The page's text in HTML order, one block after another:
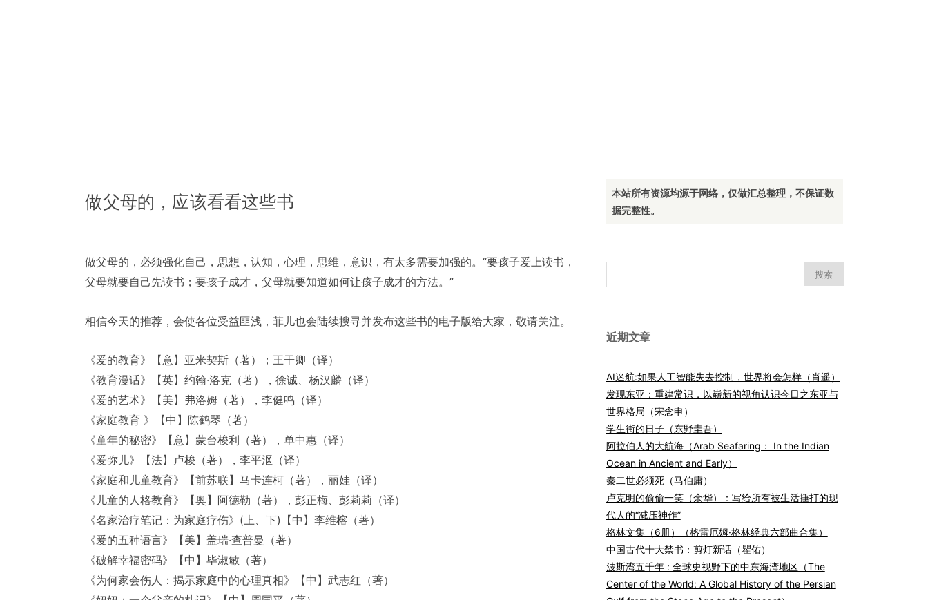
做父母的，应该看看这些书
做父母的，必须强化自己，思想，认知，心理，思维，意识，有太多需要加强的。“要孩子爱上读书，
父母就要自己先读书；要孩子成才，父母就要知道如何让孩子成才的方法。”
相信今天的推荐，会使各位受益匪浅，菲儿也会陆续搜寻并发布这些书的电子版给大家，敬请关注。
《爱的教育》【意】亚米契斯（著）；王干卿（译）
《教育漫话》【英】约翰·洛克（著），徐诚、杨汉麟（译）
《爱的艺术》【美】弗洛姆（著），李健鸣（译）
《家庭教育 》【中】陈鹤琴（著）
《童年的秘密》【意】蒙台梭利（著），单中惠（译）
《爱弥儿》【法】卢梭（著），李平沤（译）
《家庭和儿童教育》【前苏联】马卡连柯（著），丽娃（译）
《儿童的人格教育》【奥】阿德勒（著），彭正梅、彭莉莉（译）
《名家治疗笔记：为家庭疗伤》(上、下)【中】李维榕（著）
《爱的五种语言》【美】盖瑞·查普曼（著）
《破解幸福密码》【中】毕淑敏（著）
《为何家会伤人：揭示家庭中的心理真相》【中】武志红（著）
本站所有资源均源于网络，仅做汇总整理，不保证数
据完整性。
索：
近期文章
AI迷航:如果人工智能失去控制，世界将会怎样（肖遥）
发现东亚：重建常识，以崭新的视角认识今日之东亚与
世界格局（宋念申）
学生街的日子（东野圭吾）
阿拉伯人的大航海（Arab Seafaring： In the Indian
Ocean in Ancient and Early）
秦二世必须死（马伯庸）
卢克明的偷偷一笑（余华）：写给所有被生活捶打的现
代人的“减压神作”
格林文集（6册）（格雷厄姆·格林经典六部曲合集）
中国古代十大禁书：剪灯新话（瞿佑）
波斯湾五千年 : 全球史视野下的中东海湾地区（The
Center of the World: A Global History of the Persian